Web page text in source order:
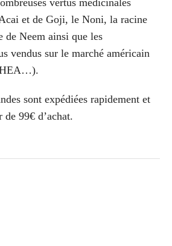
vertus médicinales
et de Goji, le Noni, la racine
Neem ainsi que les
vendus sur le marché américain
sont expédiées rapidement et
99€ d’achat.